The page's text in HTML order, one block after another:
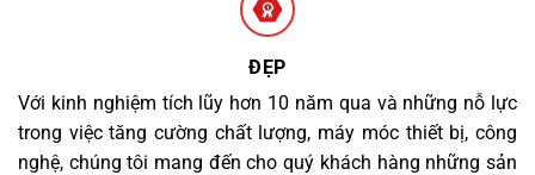
ĐẸP
Với kinh nghiệm tích lũy hơn 10 năm qua và những nỗ lực
trong việc tăng cường chất lượng, máy móc thiết bị, công
nghệ, chúng tôi mang đến cho quý khách hàng những sản